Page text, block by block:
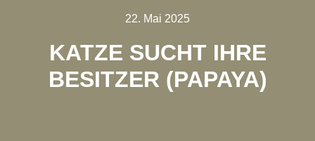
22. Mai 2025
KATZE SUCHT IHRE
BESITZER (PAPAYA)